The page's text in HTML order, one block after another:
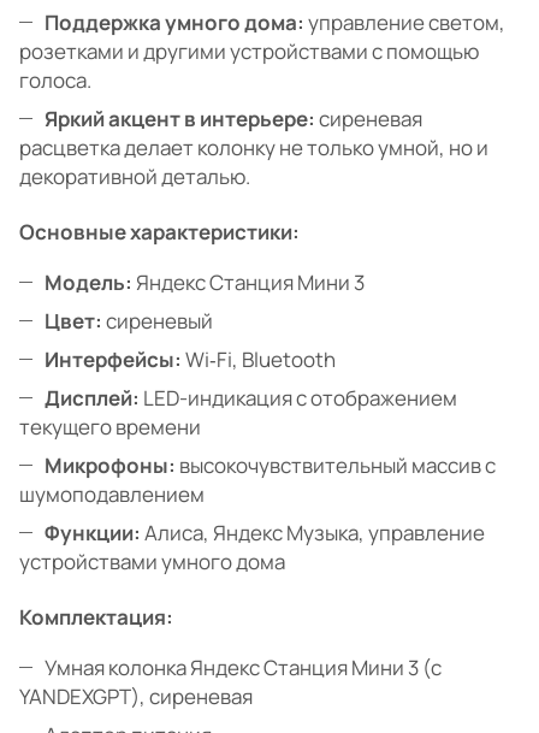
Поддержка умного дома: управление светом,
розетками и другими устройствами с помощью
голоса.
Яркий акцент в интерьере: сиреневая
расцветка делает колонку не только умной, но и
декоративной деталью.
Основные характеристики:
Модель: Яндекс Станция Мини 3
Цвет: сиреневый
Интерфейсы: Wi‑Fi, Bluetooth
Дисплей: LED-индикация с отображением
текущего времени
Микрофоны: высокочувствительный массив с
шумоподавлением
Функции: Алиса, Яндекс Музыка, управление
устройствами умного дома
Комплектация:
Умная колонка Яндекс Станция Мини 3 (с
YANDEXGPT), сиреневая